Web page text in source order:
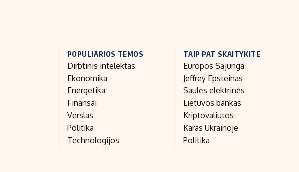
POPULIARIOS TEMOS
Dirbtinis intelektas
Ekonomika
Energetika
Finansai
Verslas
Politika
Technologijos
TAIP PAT SKAITYKITE
Europos Sąjunga
Jeffrey Epsteinas
Saulės elektrinės
Lietuvos bankas
Kriptovaliutos
Karas Ukrainoje
Politika